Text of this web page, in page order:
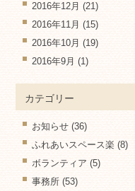
2016年12月 (21)
2016年11月 (15)
2016年10月 (19)
2016年9月 (1)
カテゴリー
お知らせ (36)
ふれあいスペース楽 (8)
ボランティア (5)
事務所 (53)